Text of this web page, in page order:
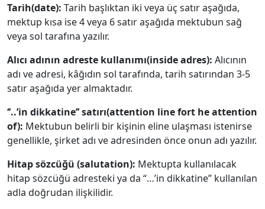
Tarih(date): Tarih başlıktan iki veya üç satır aşağıda,
mektup kısa ise 4 veya 6 satır aşağıda mektubun sağ
veya sol tarafına yazılır.
Alıcı adının adreste kullanımı(inside adres): Alıcının
adı ve adresi, kâğıdın sol tarafında, tarih satırından 3‐5
satır aşağıda yer almaktadır.
‘’..’in dikkatine’’ satırı(attention line fort he attention
of): Mektubun belirli bir kişinin eline ulaşması istenirse
genellikle, şirket adı ve adresinden önce onun adı yazılır.
Hitap sözcüğü (salutation): Mektupta kullanılacak
hitap sözcüğü adresteki ya da “…’in dikkatine” kullanılan
adla doğrudan ilişkilidir.